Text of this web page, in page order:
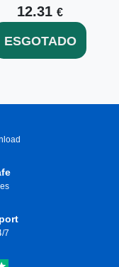
12.31 €
ESGOTADO
7